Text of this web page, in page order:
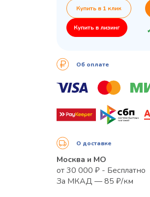
Купить в 1 клик
Купить в лизинг
Об оплате
О доставке
Москва и МО
от 30 000 ₽ - Бесплатно
За МКАД — 85 ₽/км